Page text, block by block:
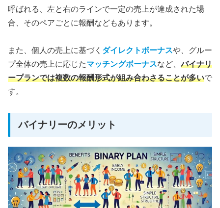
呼ばれる、左と右のラインで一定の売上が達成された場
合、そのペアごとに報酬などもあります。
また、個人の売上に基づく ダイレクトボーナスや、グルー
プ全体の売上に応じたマッチングボーナスなど、バイナリ
ープランでは複数の報酬形式が組み合わさることが多いで
す。
バイナリーのメリット